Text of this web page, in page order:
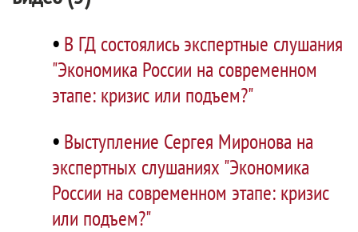
• В ГД состоялись экспертные слушания
"Экономика России на современном
этапе: кризис или подъем?"
• Выступление Сергея Миронова на
экспертных слушаниях "Экономика
России на современном этапе: кризис
или подъем?"